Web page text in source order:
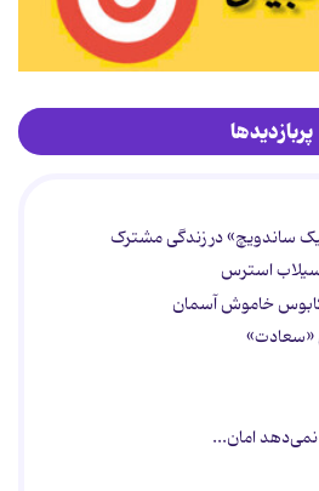
پربازدیدها
ساندویچ» در زندگی مشترک
سیلاب استرس
خاموش آسمان
«سعادت»
امان...